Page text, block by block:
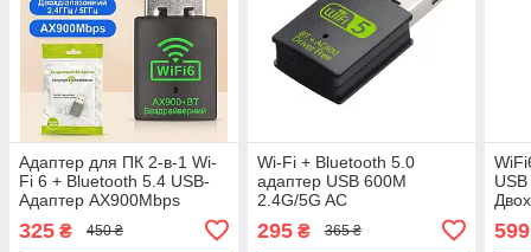
Адаптер для ПК 2-в-1 Wi-
Fi 6 + Bluetooth 5.4 USB-
Адаптер AX900Mbps
325 ₴ 450 ₴
Wi-Fi + Bluetooth 5.0
адаптер USB 600M
2.4G/5G AC
295₴ 365 ₴ 599